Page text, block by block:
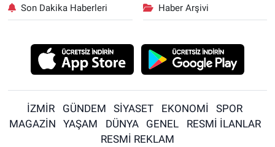
Son Dakika Haberleri Haber Arşivi
İZMİR GÜNDEM SİYASET EKONOMİ
SPOR
MAGAZİN
YAŞAM DÜNYA GENEL
RESMİ İLANLAR
RESMİ REKLAM